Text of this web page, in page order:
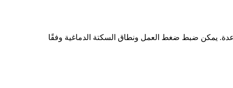
يمكن ضبط ضغط العمل ونطاق السكتة الدماغية وفقًا